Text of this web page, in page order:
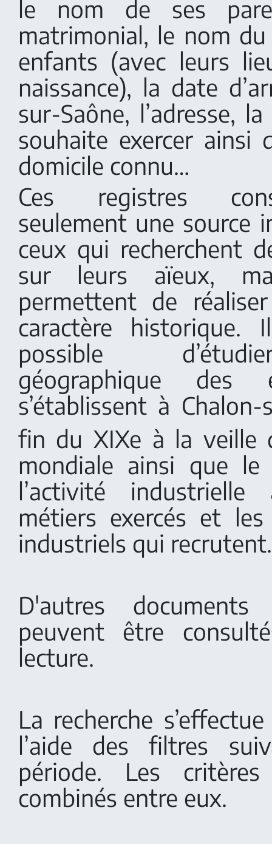
le nom de ses
matrimonial, le nom
enfants (avec leurs
naissance), la date
sur-Saône, l’adresse,
souhaite exercer ainsi
domicile connu…
Ces registres
seulement une source
ceux qui recherchent
sur leurs aïeux,
permettent de
caractère
possible
géographique des
s’établissent à
fin du XIXe à la veille
mondiale ainsi que le
l’activité
métiers exercés et les
industriels qui recrutent.
D'autres
peuvent être
lecture.
La recherche
l’aide des filtres
période. Les
combinés entre eux.